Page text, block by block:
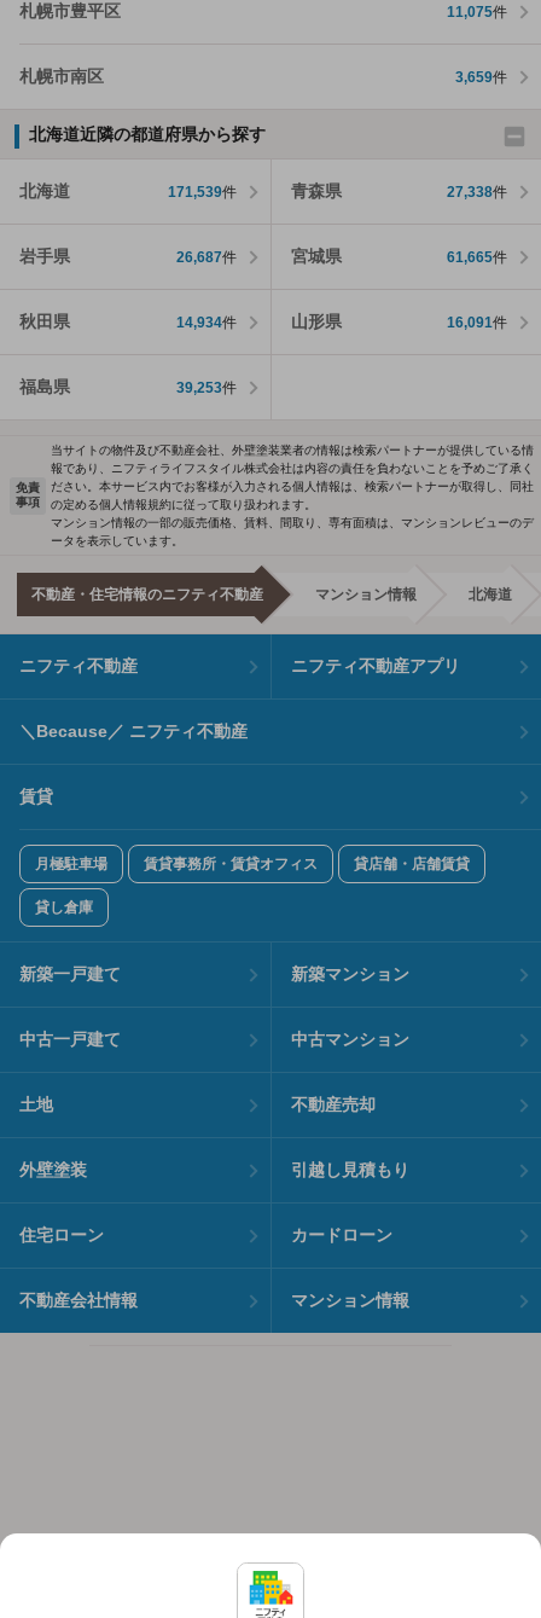
札幌市豊平区 11,075件
札幌市南区 3,659件
北海道近隣の都道府県から探す
北海道 171,539件 青森県 27,338件
岩手県 26,687件 宮城県 61,665件
秋田県 14,934件 山形県 16,091件
福島県 39,253件
免責
事項
当サイトの物件及び不動産会社、外壁塗装業者の情報は検索パートナーが提供している情
報であり、ニフティライフスタイル株式会社は内容の責任を負わないことを予めご了承く
ださい。本サービス内でお客様が入力される個人情報は、検索パートナーが取得し、同社
の定める個人情報規約に従って取り扱われます。
マンション情報の一部の販売価格、賃料、間取り、専有面積は、マンションレビューのデ
ータを表示しています。
不動産・住宅情報のニフティ不動産 マンション情報 北海道
ニフティ不動産 ニフティ不動産アプリ
＼Because／ ニフティ不動産
賃貸
月極駐車場 賃貸事務所・賃貸オフィス 貸店舗・店舗賃貸
貸し倉庫
新築一戸建て 新築マンション
中古一戸建て 中古マンション
土地 不動産売却
外壁塗装 引越し見積もり
住宅ローン カードローン
不動産会社情報 マンション情報